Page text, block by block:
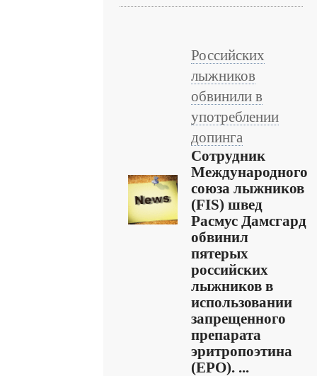
Российских
лыжников
обвинили в
употреблении
допинга
Сотрудник
Международного
союза лыжников
(FIS) швед
Расмус Дамсгард
обвинил
пятерых
российских
лыжников в
использовании
запрещенного
препарата
эритропоэтина
(ЕРО). ...